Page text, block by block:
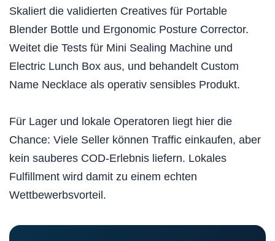
Skaliert die validierten Creatives für Portable
Blender Bottle und Ergonomic Posture Corrector.
Weitet die Tests für Mini Sealing Machine und
Electric Lunch Box aus, und behandelt Custom
Name Necklace als operativ sensibles Produkt.
Für Lager und lokale Operatoren liegt hier die
Chance: Viele Seller können Traffic einkaufen, aber
kein sauberes COD-Erlebnis liefern. Lokales
Fulfillment wird damit zu einem echten
Wettbewerbsvorteil.